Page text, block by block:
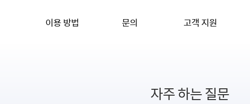
이용 방법 문의 고객 지원
자주 하는 질문